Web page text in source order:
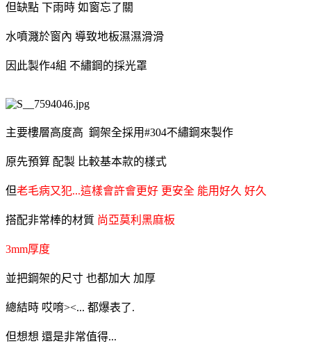
但缺點 下雨時 如窗忘了關
水噴濺於窗內 導致地板濕濕滑滑
因此製作4組 不繡鋼的採光罩
主要樓層高度高 鋼架全採用#304不繡鋼來製作
原先預算 配製 比較基本款的樣式
但老毛病又犯...這樣會許會更好 更安全 能用好久 好久
搭配非常棒的材質 尚亞莫利黑麻板
3mm厚度
並把鋼架的尺寸 也都加大 加厚
總結時 哎唷><... 都爆表了.
但想想 還是非常值得...